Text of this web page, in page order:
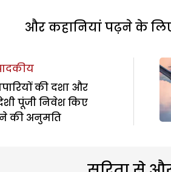
और कहानियां पढ़ने के
की दशा और
पूंजी निवेश किए
की अनुमति